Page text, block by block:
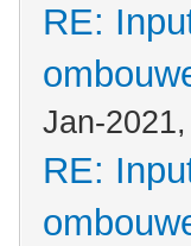
RE:
Jan-
RE: